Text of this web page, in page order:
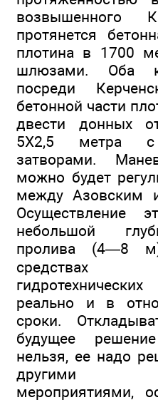
возвышенного
протянется
плотина в 1700
шлюзами. Оба
посреди
бетонной части
двести донных
5X2,5 метра с
затворами.
можно будет
между Азовским
Осуществление
небольшой
пролива (4—8
средствах
реально и в
сроки.
будущее
нельзя, ее надо
другими
мероприятиями,